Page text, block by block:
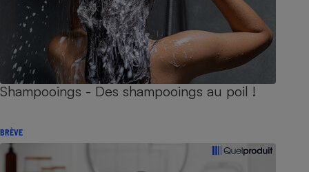
Shampooings - Des shampooings au poil !
BRÈVE